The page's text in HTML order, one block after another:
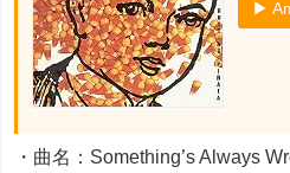
▶
・曲名：Something’s Always